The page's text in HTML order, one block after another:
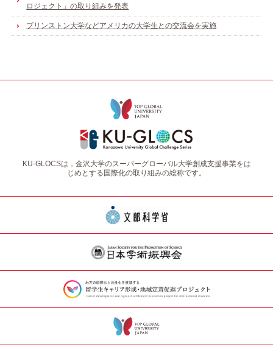
ロジェクト」の取り組みを発表
プリンストン大学などアメリカの大学生との交流会を実施
KU-GLOCSは，金沢大学のスーパーグローバル大学創成支援事業をは
じめとする国際化の取り組みの総称です。